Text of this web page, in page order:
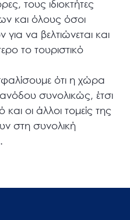
τους ιδιοκτήτες
και όλους όσοι
να βελτιώνεται και
το τουριστικό
ότι η χώρα
συνολικώς, έτσι
οι άλλοι τομείς της
στη συνολική